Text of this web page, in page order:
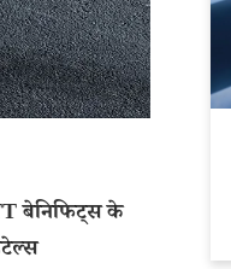
बेनिफिट्स के